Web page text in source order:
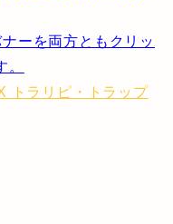
ーを両方ともクリッ